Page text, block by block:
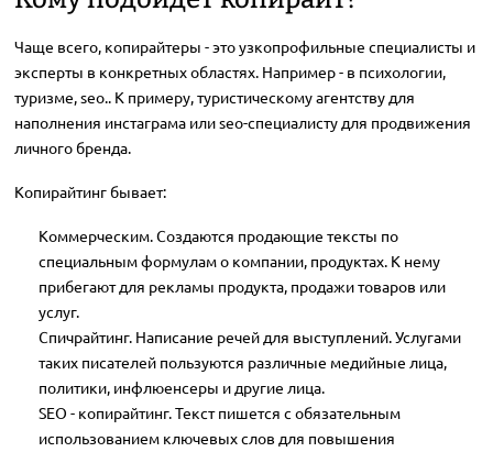
Чаще всего, копирайтеры - это узкопрофильные специалисты и
эксперты в конкретных областях. Например - в психологии,
туризме, seo.. К примеру, туристическому агентству для
наполнения инстаграма или seo-специалисту для продвижения
личного бренда.
Копирайтинг бывает:
Коммерческим. Создаются продающие тексты по
специальным формулам о компании, продуктах. К нему
прибегают для рекламы продукта, продажи товаров или
услуг.
Спичрайтинг. Написание речей для выступлений. Услугами
таких писателей пользуются различные медийные лица,
политики, инфлюенсеры и другие лица.
SEO - копирайтинг. Текст пишется с обязательным
использованием ключевых слов для повышения